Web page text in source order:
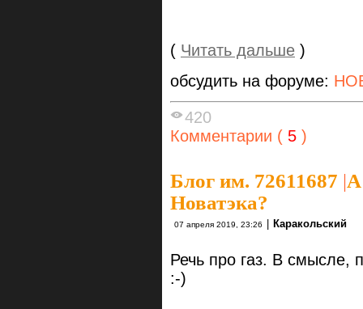
( Читать дальше )
обсудить на форуме:
420
Комментарии ( 5 )
Блог им. 72611687 |А
Новатэка?
07 апреля 2019, 23:26 | Каракольский
Речь про газ. В смысле,
:-)